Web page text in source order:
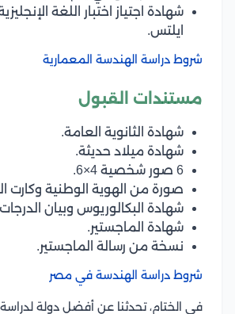
شهادة اجتياز اختبار اللغة
ايلتس.
شروط دراسة الهندسة المعمارية
مستندات القبول
شهادة الثانوية العامة.
شهادة ميلاد حديثة.
6 صور شخصية 4×6.
صورة من الهوية الوطنية وكارت
شهادة البكالوريوس وبيان
شهادة الماجستير.
نسخة من رسالة الماجستير.
شروط دراسة الهندسة في مصر
في الختام، تحدثنا عن أفضل دولة